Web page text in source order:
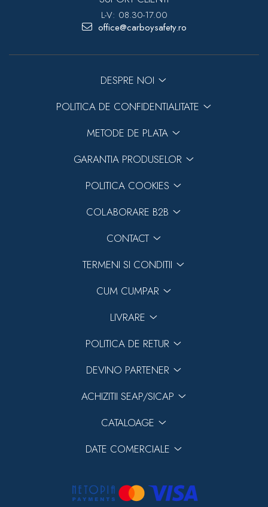
L-V: 08.30-17.00
office@carboysafety.ro
DESPRE NOI
POLITICA DE CONFIDENTIALITATE
METODE DE PLATA
GARANTIA PRODUSELOR
POLITICA COOKIES
COLABORARE B2B
CONTACT
TERMENI SI CONDITII
CUM CUMPAR
LIVRARE
POLITICA DE RETUR
DEVINO PARTENER
ACHIZITII SEAP/SICAP
CATALOAGE
DATE COMERCIALE